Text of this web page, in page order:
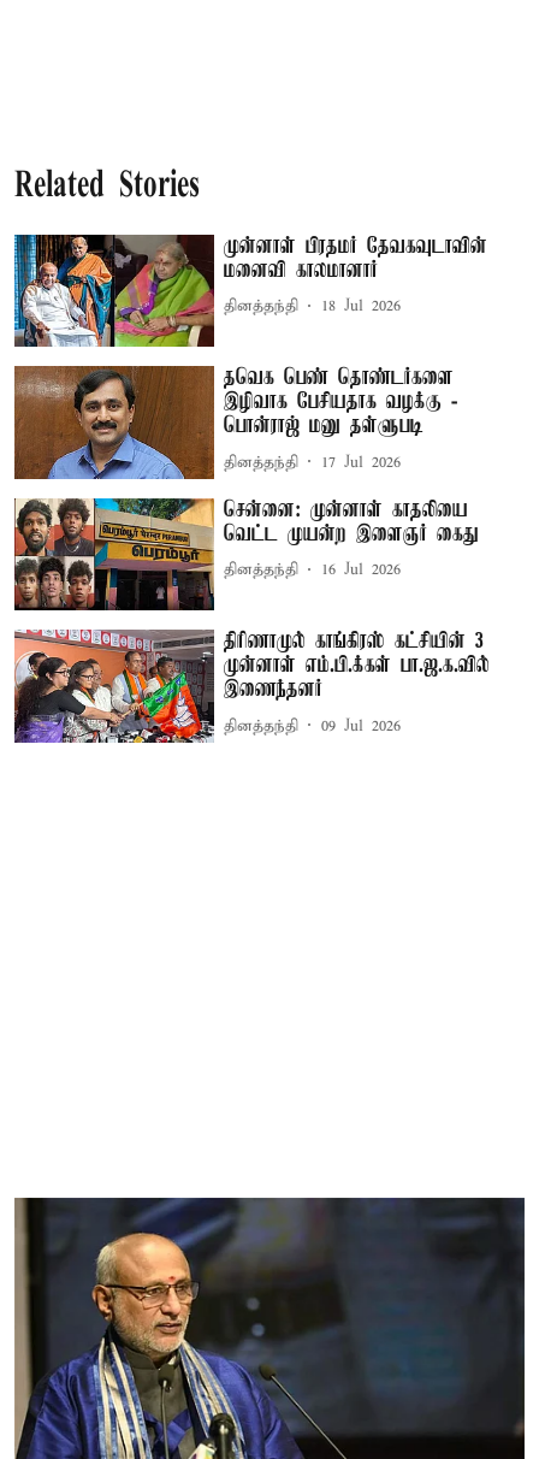
Related Stories
முன்னாள் பிரதமர் தேவகவுடாவின்
மனைவி காலமானார்
தினத்தந்தி 18 Jul 2026
தவெக பெண் தொண்டர்களை
இழிவாக பேசியதாக வழக்கு -
பொன்ராஜ் மனு தள்ளுபடி
தினத்தந்தி 17 Jul 2026
சென்னை: முன்னாள் காதலியை
வெட்ட முயன்ற இளைஞர் கைது
தினத்தந்தி 16 Jul 2026
திரிணாமுல் காங்கிரஸ் கட்சியின் 3
முன்னாள் எம்.பி.க்கள் பா.ஜ.க.வில்
இணைந்தனர்
தினத்தந்தி 09 Jul 2026